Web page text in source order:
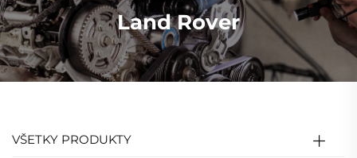
Land Rover
VŠETKY PRODUKTY